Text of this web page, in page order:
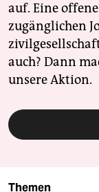
auf. Eine
zugänglichen
auch? Dann
unsere Aktion.
Themen